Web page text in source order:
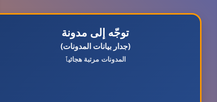
توجّه إلى مدونة
(جدار بيانات المدونات)
المدونات مرتبة هجائيٱ